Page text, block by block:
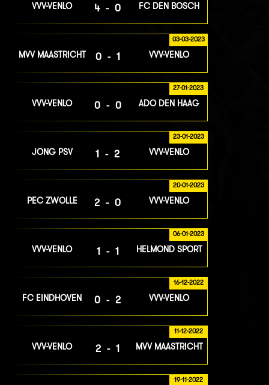
VVV-VENLO 4-0 FC DEN BOSCH
03-03-2023
MVV MAASTRICHT 0-1 VVV-VENLO
27-01-2023
VVV-VENLO 0-0 ADO DEN HAAG
23-01-2023
JONG PSV 1-2 VVV-VENLO
20-01-2023
PEC ZWOLLE 2-0 VVV-VENLO
06-01-2023
VVV-VENLO 1-1 HELMOND SPORT
16-12-2022
FC EINDHOVEN 0-2 VVV-VENLO
11-12-2022
VVV-VENLO 2-1 MVV MAASTRICHT
19-11-2022